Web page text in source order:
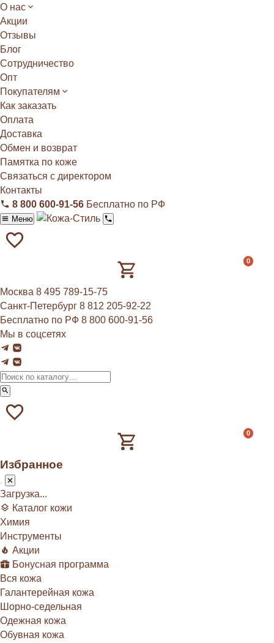
О нас
Акции
Отзывы
Блог
Сотрудничество
Опт
Покупателям
Как заказать
Оплата
Доставка
Обмен и возврат
Памятка по коже
Связаться с директором
Контакты
8 800 600‑91‑56 Бесплатно по РФ
Меню
0
Москва 8 495 789‑15‑75
Санкт-Петербург 8 812 205‑92‑22
Бесплатно по РФ 8 800 600‑91‑56
Мы в соцсетях
0
Избранное
Загрузка...
Каталог кожи
Химия
Инструменты
Акции
Бонусная программа
Вся кожа
Галантерейная кожа
Шорно-седельная
Одежная кожа
Обувная кожа